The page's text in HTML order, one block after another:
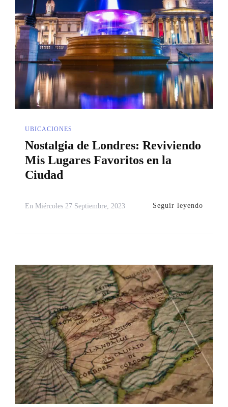
UBICACIONES
Nostalgia de Londres: Reviviendo
Mis Lugares Favoritos en la
Ciudad
En Miércoles 27 Septiembre, 2023 Seguir leyendo